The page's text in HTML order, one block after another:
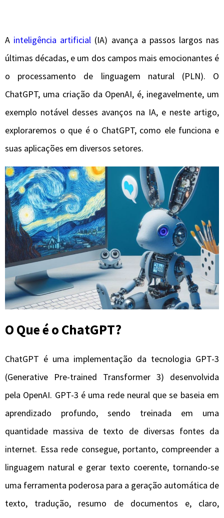
A inteligência artificial (IA) avança a passos largos nas
últimas décadas, e um dos campos mais emocionantes é
o processamento de linguagem natural (PLN). O
ChatGPT, uma criação da OpenAI, é, inegavelmente, um
exemplo notável desses avanços na IA, e neste artigo,
exploraremos o que é o ChatGPT, como ele funciona e
suas aplicações em diversos setores.
O Que é o ChatGPT?
ChatGPT é uma implementação da tecnologia GPT-3
(Generative Pre-trained Transformer 3) desenvolvida
pela OpenAI. GPT-3 é uma rede neural que se baseia em
aprendizado profundo, sendo treinada em uma
quantidade massiva de texto de diversas fontes da
internet. Essa rede consegue, portanto, compreender a
linguagem natural e gerar texto coerente, tornando-se
uma ferramenta poderosa para a geração automática de
texto, tradução, resumo de documentos e, claro,